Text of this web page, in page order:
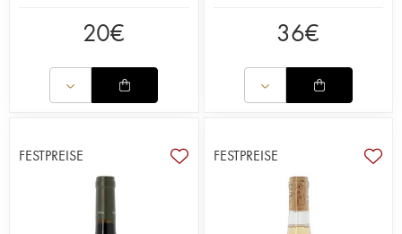
20€ 36€
FESTPREISE FESTPREISE